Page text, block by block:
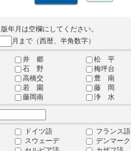
年月は空欄にしてください。
月まで（西暦、半角数字）
井 郷 松 平
石 野 梅坪台
高橋交 豊 南
若 園 藤 岡
藤岡南 浄 水
ドイツ語 フランス語
スウェーデ デンマーク